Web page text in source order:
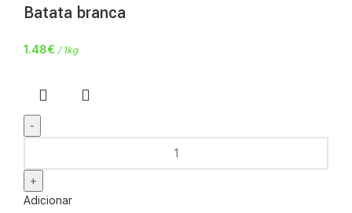
Batata branca
1.48€ / 1kg
Adicionar